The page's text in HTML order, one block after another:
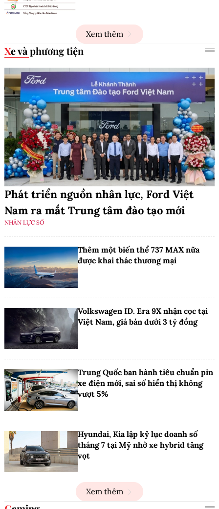
Xem thêm
Xe và phương tiện
Phát triển nguồn nhân lực, Ford Việt
Nam ra mắt Trung tâm đào tạo mới
NHÂN LỰC SỐ
Thêm một biến thể 737 MAX nữa
được khai thác thương mại
Volkswagen ID. Era 9X nhận cọc tại
Việt Nam, giá bán dưới 3 tỷ đồng
Trung Quốc ban hành tiêu chuẩn pin
xe điện mới, sai số hiển thị không
vượt 5%
Hyundai, Kia lập kỷ lục doanh số
tháng 7 tại Mỹ nhờ xe hybrid tăng
vọt
Xem thêm